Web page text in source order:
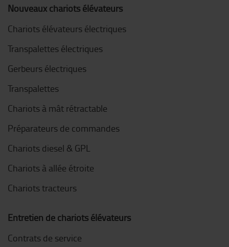
Nouveaux chariots élévateurs
Chariots élévateurs électriques
Transpalettes électriques
Gerbeurs électriques
Transpalettes
Chariots à mât rétractable
Préparateurs de commandes
Chariots diesel & GPL
Chariots à allée étroite
Chariots tracteurs
Entretien de chariots élévateurs
Contrats de service